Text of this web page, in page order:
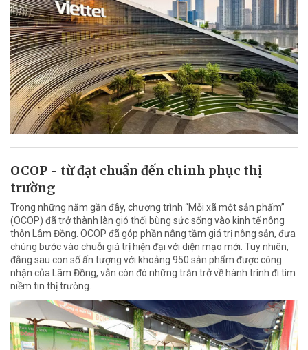
OCOP - từ đạt chuẩn đến chinh phục thị
trường
Trong những năm gần đây, chương trình “Mỗi xã một sản phẩm”
(OCOP) đã trở thành làn gió thổi bùng sức sống vào kinh tế nông
thôn Lâm Đồng. OCOP đã góp phần nâng tầm giá trị nông sản, đưa
chúng bước vào chuỗi giá trị hiện đại với diện mạo mới. Tuy nhiên,
đằng sau con số ấn tượng với khoảng 950 sản phẩm được công
nhận của Lâm Đồng, vẫn còn đó những trăn trở về hành trình đi tìm
niềm tin thị trường.